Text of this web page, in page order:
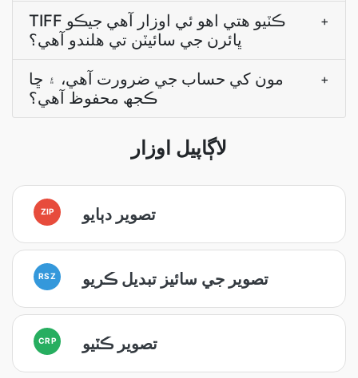
TIFF ڪٽيو هتي اهو ئي اوزار آهي جيڪو
ڀائرن جي سائيٽن تي هلندو آهي؟
+
مون کي حساب جي ضرورت آهي، ۽ ڇا
ڪجھ محفوظ آهي؟
+
لاڳاپيل اوزار
ZIP تصوير دٻايو
RSZ تصوير جي سائيز تبديل ڪريو
CRP تصوير ڪٽيو